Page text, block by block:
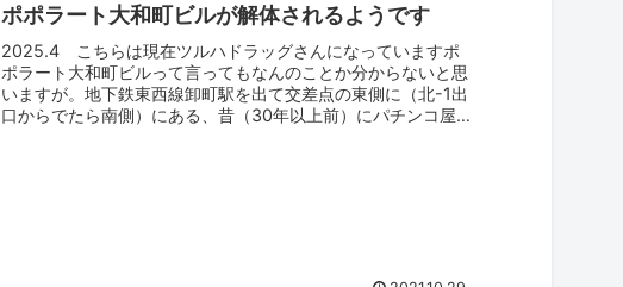
ポポラート大和町ビルが解体されるようです
2025.4 こちらは現在ツルハドラッグさんになっていますポ
ポラート大和町ビルって言ってもなんのことか分からないと思
いますが。地下鉄東西線卸町駅を出て交差点の東側に（北-1出
口からでたら南側）にある、昔（30年以上前）にパチンコ屋